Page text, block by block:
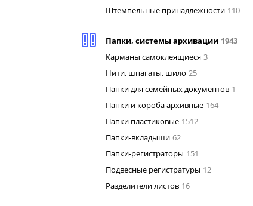
Штемпельные принадлежности 110
Папки, системы архивации 1943
Карманы самоклеящиеся 3
Нити, шпагаты, шило 25
Папки для семейных документов 1
Папки и короба архивные 164
Папки пластиковые 1512
Папки-вкладыши 62
Папки-регистраторы 151
Подвесные регистратуры 12
Разделители листов 16